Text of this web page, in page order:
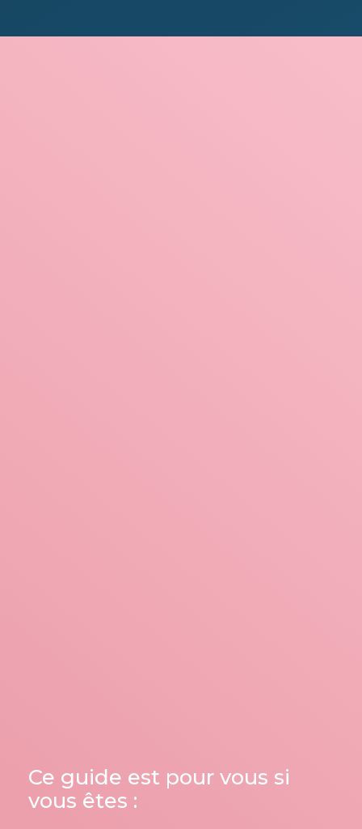
Ce guide est pour vous si
vous êtes :